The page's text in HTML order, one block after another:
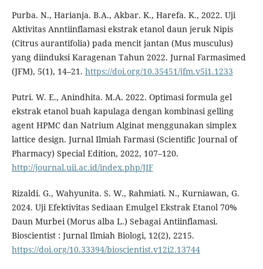
Purba. N., Harianja. B.A., Akbar. K., Harefa. K., 2022. Uji
Aktivitas Anntiinflamasi ekstrak etanol daun jeruk Nipis
(Citrus aurantifolia) pada mencit jantan (Mus musculus)
yang diinduksi Karagenan Tahun 2022. Jurnal Farmasimed
(JFM), 5(1), 14–21. https://doi.org/10.35451/jfm.v5i1.1233
Putri. W. E., Anindhita. M.A. 2022. Optimasi formula gel
ekstrak etanol buah kapulaga dengan kombinasi gelling
agent HPMC dan Natrium Alginat menggunakan simplex
lattice design. Jurnal Ilmiah Farmasi (Scientific Journal of
Pharmacy) Special Edition, 2022, 107–120.
http://journal.uii.ac.id/index.php/JIF
Rizaldi. G., Wahyunita. S. W., Rahmiati. N., Kurniawan, G.
2024. Uji Efektivitas Sediaan Emulgel Ekstrak Etanol 70%
Daun Murbei (Morus alba L.) Sebagai Antiinflamasi.
Bioscientist : Jurnal Ilmiah Biologi, 12(2), 2215.
https://doi.org/10.33394/bioscientist.v12i2.13744